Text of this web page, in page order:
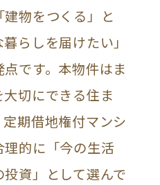
物をつくる」と
らしを届けたい」
です。本物件はま
切にできる住ま
期借地権付マンシ
理的に「今の生活
資」として選んで